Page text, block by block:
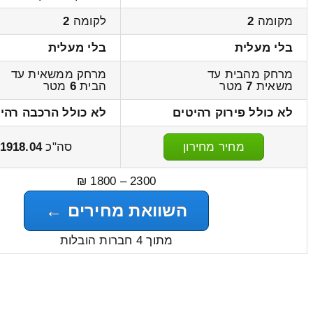
מקומה 2 לקומה 2
בלי מעלית
בלי מעלית
מרחק מהבית עד
משאית 7מטר
מרחק ממשאית עד
הבית6 מטר
לא כולל פירוק רהיטים
לא כולל הרכבה
מחיר מחירון סה"כ1918.04
2300 – 1800 ₪
השוואת מחירים ←
מתוך 4 חברות הובלות